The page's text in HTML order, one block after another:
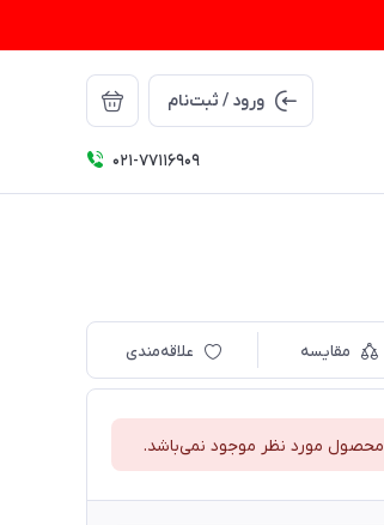
ورود / ثبت‌نام
021-77116909
مقایسه علاقه‌مندی
محصول مورد نظر موجود نمی‌باشد.